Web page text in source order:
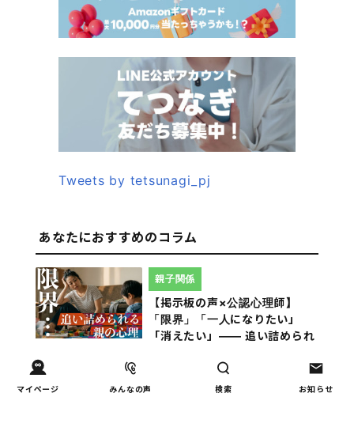
マイページ みんなの声 検索 お知らせ
Tweets by tetsunagi_pj
あなたにおすすめのコラム
【掲示板の声×公認心理師】
「限界」「一人になりたい」
「消えたい」―― 追い詰められ
親子関係